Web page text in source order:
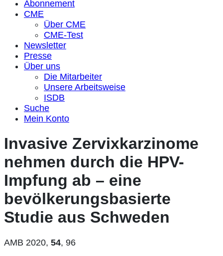
Abonnement
CME
Über CME
CME-Test
Newsletter
Presse
Über uns
Die Mitarbeiter
Unsere Arbeitsweise
ISDB
Suche
Mein Konto
Invasive Zervixkarzinome
nehmen durch die HPV-
Impfung ab – eine
bevölkerungsbasierte
Studie aus Schweden
AMB 2020, 54, 96